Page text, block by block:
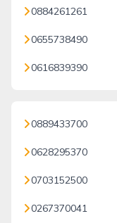
0884261261
0655738490
0616839390
0889433700
0628295370
0703152500
0267370041